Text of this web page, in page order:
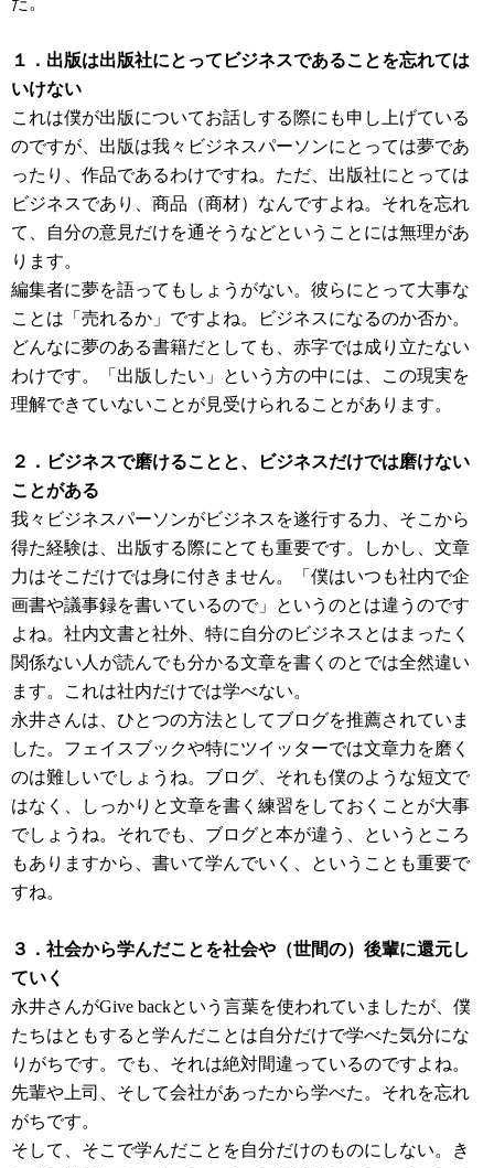
１．出版は出版社にとってビジネスであることを忘れては
いけない
これは僕が出版についてお話しする際にも申し上げている
のですが、出版は我々ビジネスパーソンにとっては夢であ
ったり、作品であるわけですね。ただ、出版社にとっては
ビジネスであり、商品（商材）なんですよね。それを忘れ
て、自分の意見だけを通そうなどということには無理があ
ります。
編集者に夢を語ってもしょうがない。彼らにとって大事な
ことは「売れるか」ですよね。ビジネスになるのか否か。
どんなに夢のある書籍だとしても、赤字では成り立たない
わけです。「出版したい」という方の中には、この現実を
理解できていないことが見受けられることがあります。
２．ビジネスで磨けることと、ビジネスだけでは磨けない
ことがある
我々ビジネスパーソンがビジネスを遂行する力、そこから
得た経験は、出版する際にとても重要です。しかし、文章
力はそこだけでは身に付きません。「僕はいつも社内で企
画書や議事録を書いているので」というのとは違うのです
よね。社内文書と社外、特に自分のビジネスとはまったく
関係ない人が読んでも分かる文章を書くのとでは全然違い
ます。これは社内だけでは学べない。
永井さんは、ひとつの方法としてブログを推薦されていま
した。フェイスブックや特にツイッターでは文章力を磨く
のは難しいでしょうね。ブログ、それも僕のような短文で
はなく、しっかりと文章を書く練習をしておくことが大事
でしょうね。それでも、ブログと本が違う、というところ
もありますから、書いて学んでいく、ということも重要で
すね。
３．社会から学んだことを社会や（世間の）後輩に還元し
ていく
永井さんがGive backという言葉を使われていましたが、僕
たちはともすると学んだことは自分だけで学べた気分にな
りがちです。でも、それは絶対間違っているのですよね。
先輩や上司、そして会社があったから学べた。それを忘れ
がちです。
そして、そこで学んだことを自分だけのものにしない。き